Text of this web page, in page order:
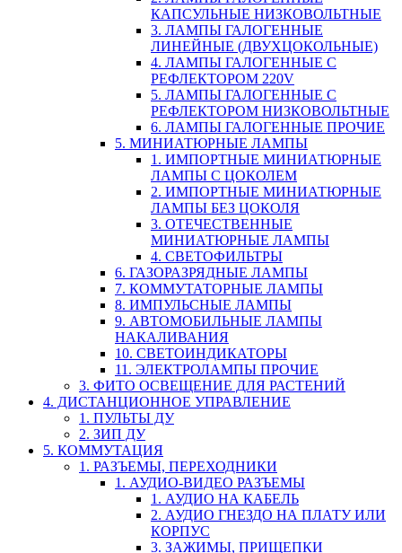
КАПСУЛЬНЫЕ НИЗКОВОЛЬТНЫЕ
3. ЛАМПЫ ГАЛОГЕННЫЕ
ЛИНЕЙНЫЕ (ДВУХЦОКОЛЬНЫЕ)
4. ЛАМПЫ ГАЛОГЕННЫЕ С
РЕФЛЕКТОРОМ 220V
5. ЛАМПЫ ГАЛОГЕННЫЕ С
РЕФЛЕКТОРОМ НИЗКОВОЛЬТНЫЕ
6. ЛАМПЫ ГАЛОГЕННЫЕ ПРОЧИЕ
5. МИНИАТЮРНЫЕ ЛАМПЫ
1. ИМПОРТНЫЕ МИНИАТЮРНЫЕ
ЛАМПЫ С ЦОКОЛЕМ
2. ИМПОРТНЫЕ МИНИАТЮРНЫЕ
ЛАМПЫ БЕЗ ЦОКОЛЯ
3. ОТЕЧЕСТВЕННЫЕ
МИНИАТЮРНЫЕ ЛАМПЫ
4. СВЕТОФИЛЬТРЫ
6. ГАЗОРАЗРЯДНЫЕ ЛАМПЫ
7. КОММУТАТОРНЫЕ ЛАМПЫ
8. ИМПУЛЬСНЫЕ ЛАМПЫ
9. АВТОМОБИЛЬНЫЕ ЛАМПЫ
НАКАЛИВАНИЯ
10. СВЕТОИНДИКАТОРЫ
11. ЭЛЕКТРОЛАМПЫ ПРОЧИЕ
3. ФИТО ОСВЕЩЕНИЕ ДЛЯ РАСТЕНИЙ
4. ДИСТАНЦИОННОЕ УПРАВЛЕНИЕ
1. ПУЛЬТЫ ДУ
2. ЗИП ДУ
5. КОММУТАЦИЯ
1. РАЗЪЕМЫ, ПЕРЕХОДНИКИ
1. АУДИО-ВИДЕО РАЗЪЕМЫ
1. АУДИО НА КАБЕЛЬ
2. АУДИО ГНЕЗДО НА ПЛАТУ ИЛИ
КОРПУС
3. ЗАЖИМЫ, ПРИЩЕПКИ